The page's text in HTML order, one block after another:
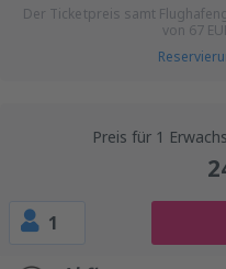
Der Ticketpreis samt
von 67
Preis für 1
1